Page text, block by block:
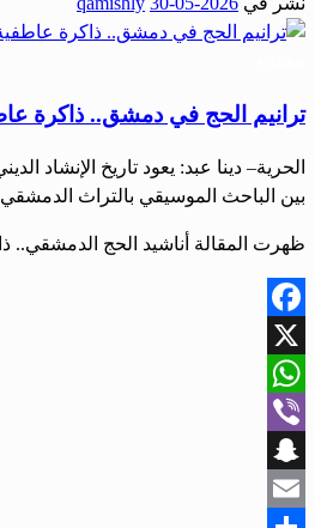
Share
ترانيم الحج في دمشق.. ذاكرة
الحرية– دينا عبد: يعود تاريخ الإنشاد
بين الباحث الموسيقي بالتراث
ظهرت المقالة أناشيد الحج الدمشقي..
Facebook
X
WhatsApp
Viber
Snapchat